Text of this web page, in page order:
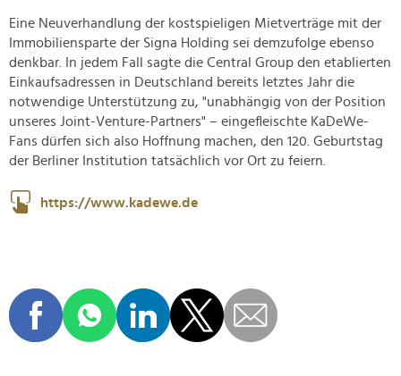
Eine Neuverhandlung der kostspieligen Mietverträge mit der
Immobiliensparte der Signa Holding sei demzufolge ebenso
denkbar. In jedem Fall sagte die Central Group den etablierten
Einkaufsadressen in Deutschland bereits letztes Jahr die
notwendige Unterstützung zu, "unabhängig von der Position
unseres Joint-Venture-Partners" – eingefleischte KaDeWe-
Fans dürfen sich also Hoffnung machen, den 120. Geburtstag
der Berliner Institution tatsächlich vor Ort zu feiern.
https://www.kadewe.de